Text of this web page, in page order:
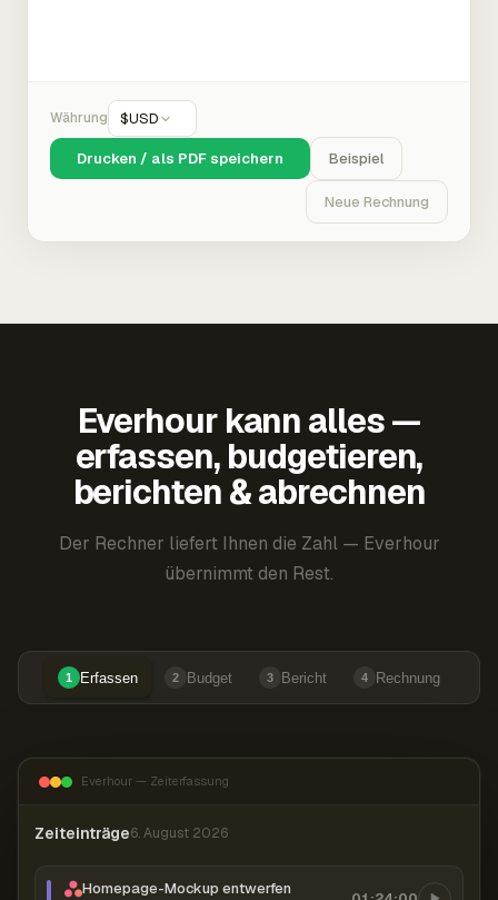
Währung $USD
Drucken / als PDF speichern Beispiel
Neue Rechnung
Everhour kann alles —
erfassen, budgetieren,
berichten & abrechnen
Der Rechner liefert Ihnen die Zahl — Everhour
übernimmt den Rest.
1 Erfassen 2 Budget 3 Bericht 4 Rechnung
Everhour — Zeiterfassung
Zeiteinträge6. August 2026
Homepage-Mockup entwerfen